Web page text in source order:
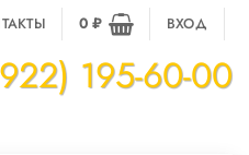
0₽ ВХОД
195-60-00